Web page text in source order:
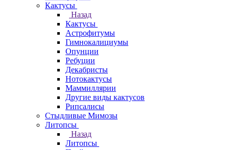
Кактусы
Назад
Кактусы
Астрофитумы
Гимнокалициумы
Опунции
Ребуции
Декабристы
Нотокактусы
Маммиллярии
Другие виды кактусов
Рипсалисы
Стыдливые Мимозы
Литопсы
Назад
Литопсы